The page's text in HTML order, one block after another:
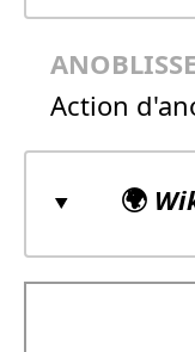
Action
🌍